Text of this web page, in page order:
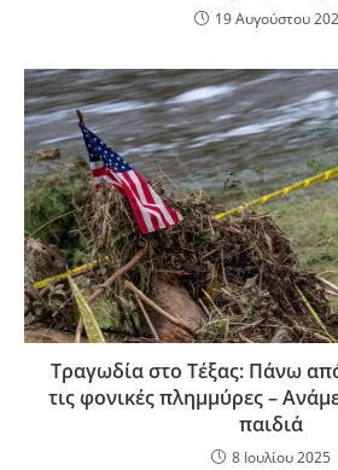
19 Αυγούστου
Τραγωδία στο Τέξας: Πάνω
τις φονικές πλημμύρες –
παιδιά
8 Ιουλίου 2025